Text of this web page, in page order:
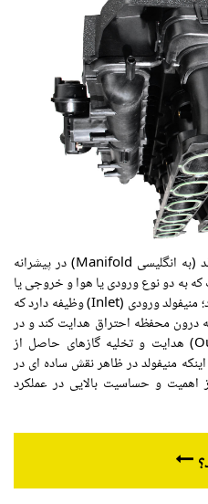
به همین منظور قطعه ای به نام منیفولد (به انگلیسی Manifold) در پیشرانه
به دو نوع ورودی یا هوا و خروجی یا
دود تقسیم شده و وظایف مختلفی دارند؛ منیفولد ورودی (Inlet) وظیفه دارد که
محفظه احتراق هدایت کند و در
مقابل وظیفه منیفولد خروجی (Outlet) هدایت و تخلیه گازهای حاصل از
منیفولد در ظاهر نقش ساده ای در
اهمیت و حساسیت بالایی در عملکرد